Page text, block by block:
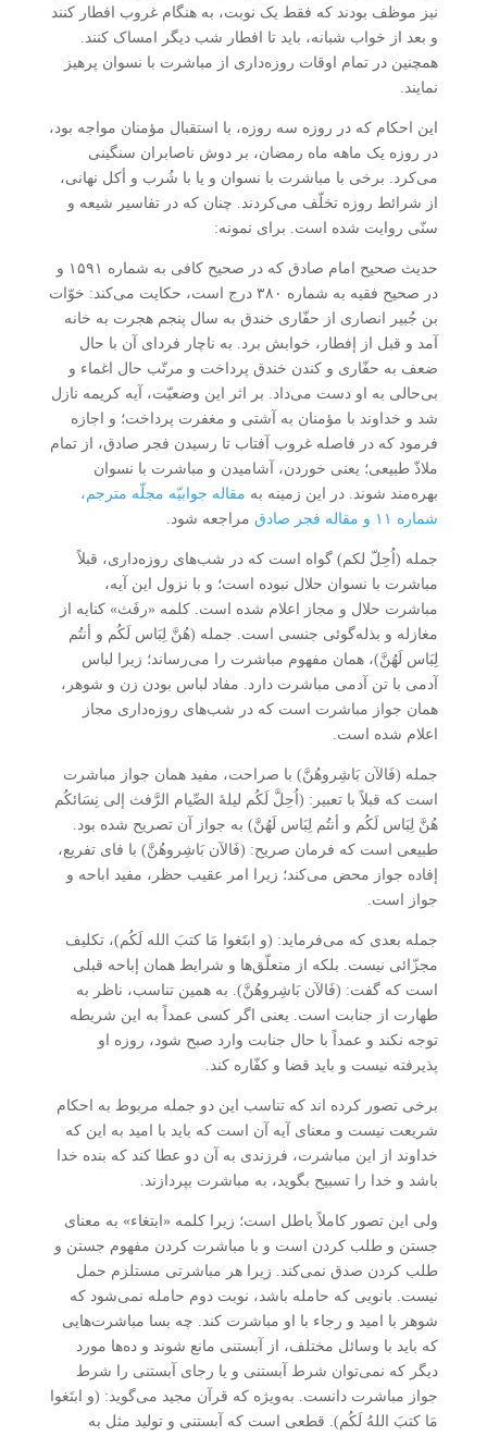
نیز موظف بودند که فقط یک نوبت، به هنگام غروب افطار کنند
و بعد از خواب شبانه، باید تا افطار شب دیگر امساک کنند.
همچنین در تمام اوقات روزه‌داری از مباشرت با نسوان پرهیز
نمایند.
این احکام که در روزه سه روزه، با استقبال مؤمنان مواجه بود،
در روزه یک ماهه ماه رمضان، بر دوش ناصابران سنگینی
می‌کرد. برخی با مباشرت با نسوان و یا با شُرب و أکل نهانی،
از شرائط روزه تخلّف می‌کردند. چنان که در تفاسیر شیعه و
سنّی روایت شده است. برای نمونه:
حدیث صحیح امام صادق که در صحیح کافی به شماره ۱۵۹۱ و
در صحیح فقیه به شماره ۳۸۰ درج است، حکایت می‌کند: خوّات
بن جُبیر انصاری از حفّاری خندق به سال پنجم هجرت به خانه
آمد و قبل از إفطار، خوابش برد. به ناچار فردای آن با حال
ضعف به حفّاری و کندن خندق پرداخت و مرتّب حال اغماء و
بی‌حالی به او دست می‌داد. بر اثر این وضعیّت، آیه کریمه نازل
شد و خداوند با مؤمنان به آشتی و مغفرت پرداخت؛ و اجازه
فرمود که در فاصله غروب آفتاب تا رسیدن فجر صادق، از تمام
ملاذّ طبیعی؛ یعنی خوردن، آشامیدن و مباشرت با نسوان
بهره‌مند شوند. در این زمینه به مقاله جوابیّه مجلّه مترجم،
شماره ۱۱ و مقاله فجر صادق
مراجعه شود.
جمله (اُحِلّ لکم) گواه است که در شب‌های روزه‌داری، قبلاً
مباشرت با نسوان حلال نبوده است؛ و با نزول این آیه،
مباشرت حلال و مجاز اعلام شده است. کلمه «رفَث» کنایه از
مغازله و بذله‌گوئی جنسی است. جمله (هُنَّ لِبَاس لَکُم و أنتُم
لِبَاس لَهُنَّ)، همان مفهوم مباشرت را می‌رساند؛ زیرا لباس
آدمی با تن آدمی مباشرت دارد. مفاد لباس بودن زن و شوهر،
همان جواز مباشرت است که در شب‌های روزه‌داری مجاز
اعلام شده است.
جمله (فَالآن بَاشِروهُنَّ) با صراحت، مفید همان جواز مباشرت
است که قبلاً با تعبیر: (اُحِلَّ لَکُم لیلۀ الصِّیام الرَّفث إلی نِسَائکُم
هُنَّ لِبَاس لَکُم و أنتُم لِبَاس لَهُنَّ) به جواز آن تصریح شده بود.
طبیعی است که فرمان صریح: (فَالآن بَاشِروهُنَّ) با فای تفریع،
إفاده جواز محض می‌کند؛ زیرا امر عقیب حظر، مفید اباحه و
جواز است.
جمله بعدی که می‌فرماید: (و ابتَغوا مَا کتبَ الله لَکُم)، تکلیف
مجزّائی نیست. بلکه از متعلّق‌ها و شرایط همان إباحه قبلی
است که گفت: (فَالآن بَاشِروهُنَّ). به همین تناسب، ناظر به
طهارت از جنابت است. یعنی اگر کسی عمداً به این شریطه
توجه نکند و عمداً با حال جنابت وارد صبح شود، روزه او
پذیرفته نیست و باید قضا و کفّاره کند.
برخی تصور کرده اند که تناسب این دو جمله مربوط به احکام
شریعت نیست و معنای آیه آن است که باید با امید به این که
خداوند از این مباشرت، فرزندی به آن دو عطا کند که بنده خدا
باشد و خدا را تسبیح بگوید، به مباشرت بپردازند.
ولی این تصور کاملاً باطل است؛ زیرا کلمه «ابتغاء» به معنای
جستن و طلب کردن است و با مباشرت کردن مفهوم جستن و
طلب کردن صدق نمی‌کند. زیرا هر مباشرتی مستلزم حمل
نیست. بانویی که حامله باشد، نوبت دوم حامله نمی‌شود که
شوهر با امید و رجاء با او مباشرت کند. چه بسا مباشرت‌هایی
که باید با وسائل مختلف، از آبستنی مانع شوند و ده‌ها مورد
دیگر که نمی‌توان شرط آبستنی و یا رجای آبستنی را شرط
جواز مباشرت دانست. به‌ویژه که قرآن مجید می‌گوید: (و ابتَغوا
مَا کتبَ اللهُ لَکُم). قطعی است که آبستنی و تولید مثل به